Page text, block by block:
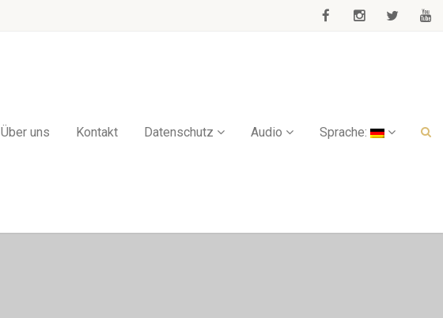
Über uns Kontakt Datenschutz Audio Sprache: